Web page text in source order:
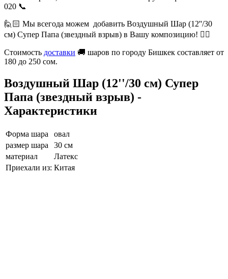
020 📞
🙋🏻 Мы всегода можем добавить Воздушный Шар (12''/30
см) Супер Папа (звездный взрыв) в Вашу композицию! 👍🏻
Стоимость доставки 🚚 шаров по городу Бишкек составляет от
180 до 250 сом.
Воздушный Шар (12''/30 см) Супер
Папа (звездный взрыв) -
Характеристики
Форма шара
овал
размер шара
30 см
материал
Латекс
Приехали из: Китая